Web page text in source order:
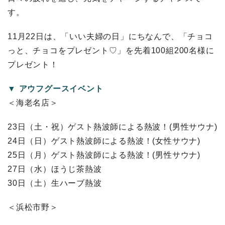
す。
11月22日は、「いい夫婦の日」にちなんで、「チョコ
っと、チョコをプレゼント♡」を先着100組200名様に
プレゼント！
▼ アウフグースイベント
＜海老名店＞
23日（土・祝）ゲスト熱波師による熱波！(男性サウナ)
24日（日）ゲスト熱波師による熱波！(女性サウナ)
25日（月）ゲスト熱波師による熱波！(男性サウナ)
27日（水）ほうじ茶熱波
30日（土）生ハーブ熱波
＜浜松市野＞